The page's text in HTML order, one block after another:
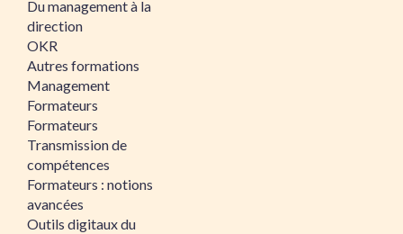
Du management à la
direction
OKR
Autres formations
Management
Formateurs
Formateurs
Transmission de
compétences
Formateurs : notions
avancées
Outils digitaux du